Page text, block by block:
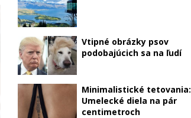
Vtipné obrázky psov
podobajúcich sa na ľudí
Minimalistické tetovania:
Umelecké diela na pár
centimetroch